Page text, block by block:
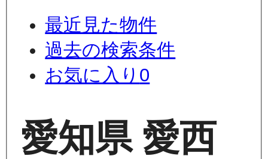
最近見た物件
過去の検索条件
お気に入り 0
愛知県 愛西